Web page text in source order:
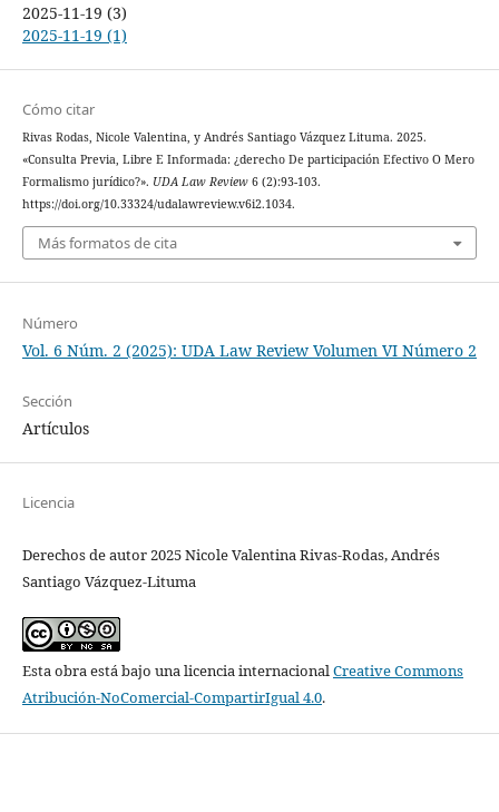
2025-11-19 (3)
2025-11-19 (1)
Cómo citar
Rivas Rodas, Nicole Valentina, y Andrés Santiago Vázquez Lituma. 2025.
«Consulta Previa, Libre E Informada: ¿derecho De participación Efectivo O Mero
Formalismo jurídico?». UDA Law Review6 (2):93-103.
https://doi.org/10.33324/udalawreview.v6i2.1034.
Más formatos de cita
Número
Vol. 6 Núm. 2 (2025): UDA Law Review Volumen VI Número 2
Sección
Artículos
Licencia
Derechos de autor 2025 Nicole Valentina Rivas-Rodas, Andrés
Santiago Vázquez-Lituma
Esta obra está bajo una licencia internacional Creative Commons
Atribución-NoComercial-CompartirIgual 4.0.